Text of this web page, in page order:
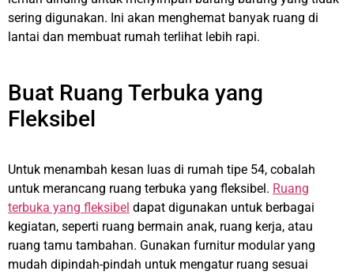
sering digunakan. Ini akan menghemat banyak ruang di
lantai dan membuat rumah terlihat lebih rapi.
Buat Ruang Terbuka yang
Fleksibel
Untuk menambah kesan luas di rumah tipe 54, cobalah
untuk merancang ruang terbuka yang fleksibel. Ruang
terbuka yang fleksibel dapat digunakan untuk berbagai
kegiatan, seperti ruang bermain anak, ruang kerja, atau
ruang tamu tambahan. Gunakan furnitur modular yang
mudah dipindah-pindah untuk mengatur ruang sesuai